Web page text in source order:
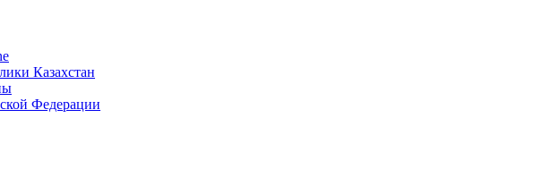
Казахстан
Федерации